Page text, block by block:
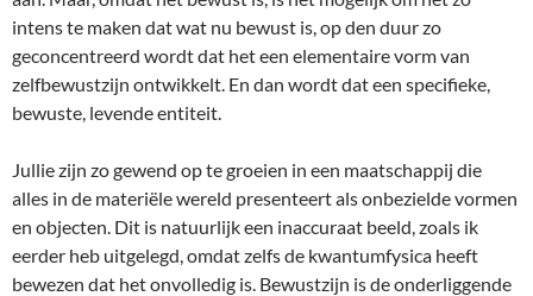
intens te maken dat wat nu bewust is, op den duur zo
geconcentreerd wordt dat het een elementaire vorm van
zelfbewustzijn ontwikkelt. En dan wordt dat een specifieke,
bewuste, levende entiteit.
Jullie zijn zo gewend op te groeien in een maatschappij die
alles in de materiële wereld presenteert als onbezielde vormen
en objecten. Dit is natuurlijk een inaccuraat beeld, zoals ik
eerder heb uitgelegd, omdat zelfs de kwantumfysica heeft
bewezen dat het onvolledig is. Bewustzijn is de onderliggende